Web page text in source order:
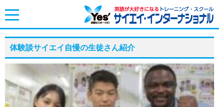
toggle
体験談サイエイ自慢の生徒さん紹介